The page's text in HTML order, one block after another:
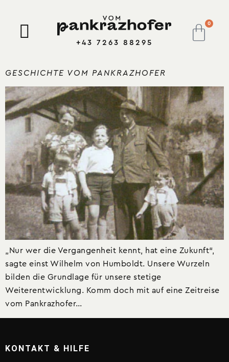
+43 7263 88295
0
GESCHICHTE VOM PANKRAZHOFER
„Nur wer die Vergangenheit kennt, hat eine Zukunft“,
sagte einst Wilhelm von Humboldt. Unsere Wurzeln
bilden die Grundlage für unsere stetige
Weiterentwicklung. Komm doch mit auf eine Zeitreise
vom Pankrazhofer…
KONTAKT & HILFE